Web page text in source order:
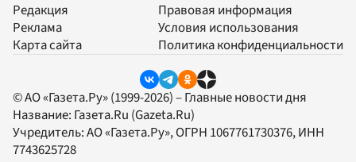
Редакция
Реклама
Карта сайта
Правовая информация
Условия использования
Политика конфиденциальности
© АО «Газета.Ру» (1999-2026) – Главные новости дня
Название: Газета.Ru (Gazeta.Ru)
Учредитель:АО «Газета.Ру», ОГРН 1067761730376, ИНН
7743625728